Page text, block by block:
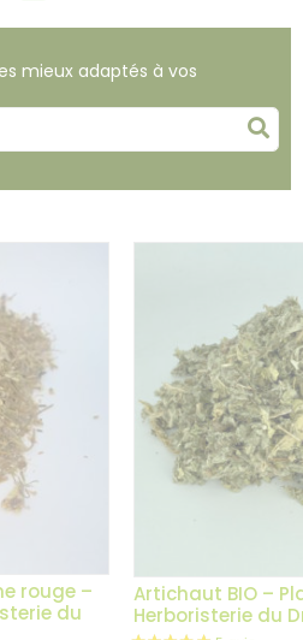
mieux adaptés à vos
rouge –
du
Artichaut BIO –
Herboristerie du